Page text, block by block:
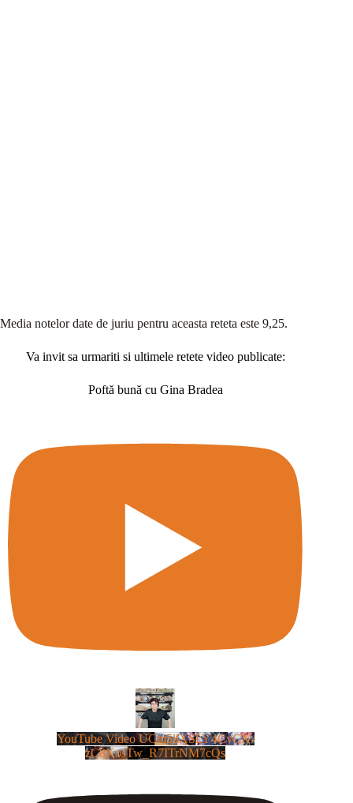
Media notelor date de juriu pentru aceasta reteta este 9,25.
Va invit sa urmariti si ultimele retete video publicate:
Poftă bună cu Gina Bradea
YouTube Video UCm5llXSLY4CyCX-
zC8XosTw_R7ITrNM7cQs